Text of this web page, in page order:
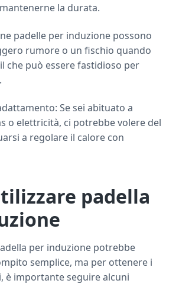
la durata.
padelle per induzione possono
rumore o un fischio quando
che può essere fastidioso per
Se sei abituato a
o elettricità, ci potrebbe volere del
a regolare il calore con
padella
per induzione potrebbe
semplice, ma per ottenere i
è importante seguire alcuni